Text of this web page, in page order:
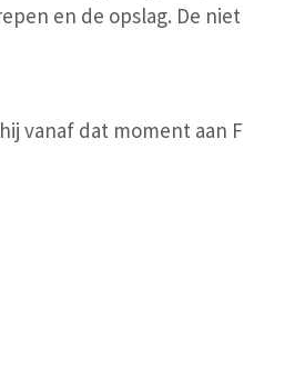
en de opslag. De niet
vanaf dat moment aan F